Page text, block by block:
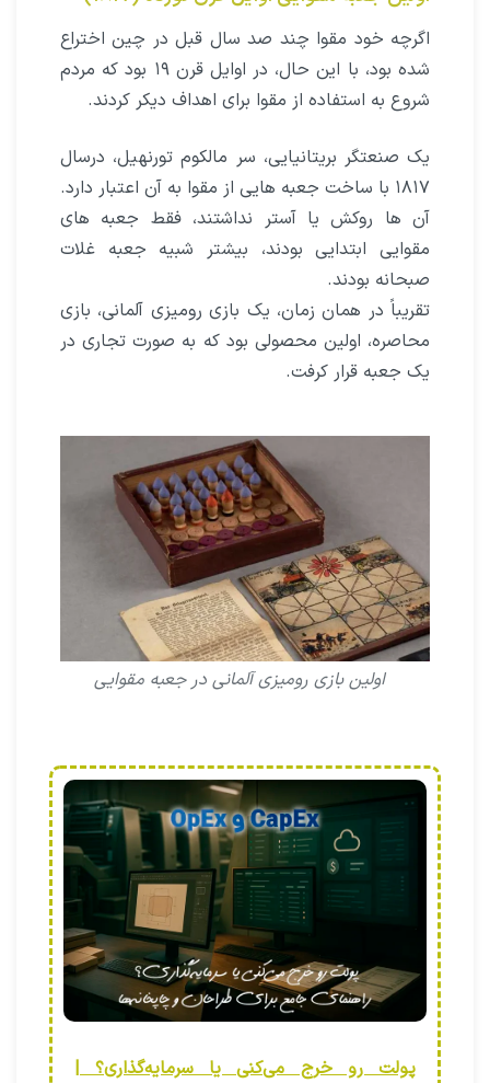
اگرچه خود مقوا چند صد سال قبل در چین اختراع
شده بود، با این حال، در اوایل قرن ۱۹ بود که مردم
شروع به استفاده از مقوا برای اهداف دیکر کردند.
یک صنعتگر بریتانیایی، سر مالکوم تورنهیل، درسال
۱۸۱۷ با ساخت جعبه هایى از مقوا به آن اعتبار دارد.
آن ها روکش یا آستر نداشتند، فقط جعبه های
مقوایى ابتدایى بودند، بیشتر شبیه جعبه غلات
صبحانه بودند.
تقریباً در همان زمان، یک بازى رومیزی آلمانی، بازى
محاصره، اولین محصولی بود که به صورت تجاری در
یک جعبه قرار کرفت.
اولین بازی رومیزی آلمانی در جعبه مقوایی
پولت رو خرج می‌کنی یا سرمایه‌گذاری؟ |